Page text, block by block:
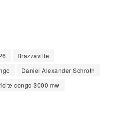
Brazzaville
Daniel Alexander Schroth
congo 3000 mw